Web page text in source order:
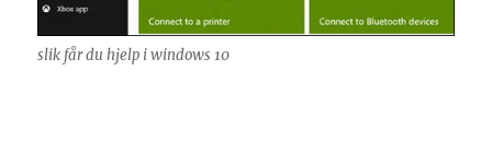
slik får du hjelp i windows 10